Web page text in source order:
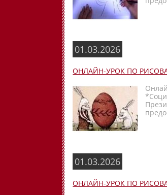
01.03.2026
ОНЛАЙН-УРОК ПО
01.03.2026
ОНЛАЙН-УРОК ПО